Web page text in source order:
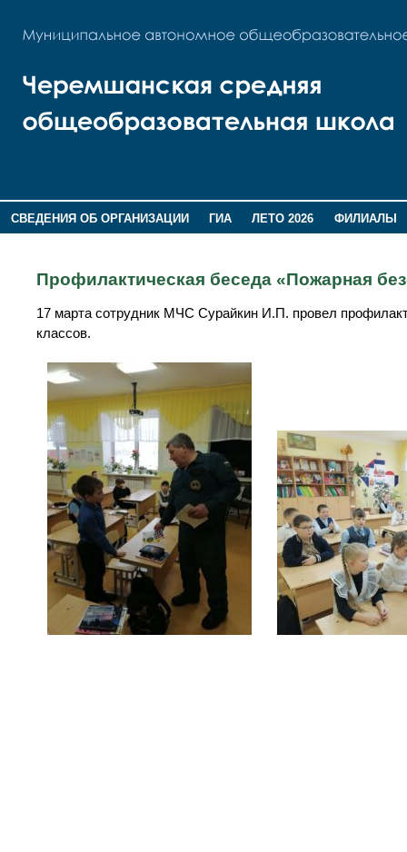
СВЕДЕНИЯ ОБ ОРГАНИЗАЦИИ ГИА ЛЕТО 2026
ФИЛИАЛЫ
Профилактическая беседа «Пожарная
17 марта сотрудник МЧС Сурайкин И.П. провел
классов.